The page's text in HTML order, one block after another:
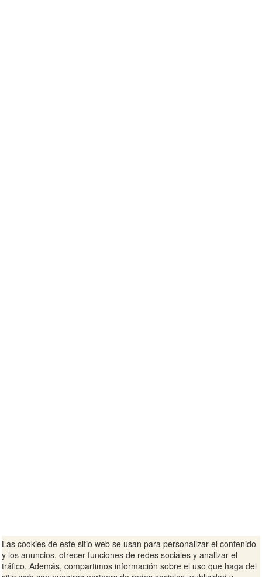
Las cookies de este sitio web se usan para personalizar el contenido
y los anuncios, ofrecer funciones de redes sociales y analizar el
tráfico. Además, compartimos información sobre el uso que haga del